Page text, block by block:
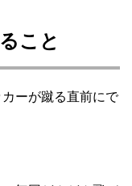
こと
ーが蹴る直前にで